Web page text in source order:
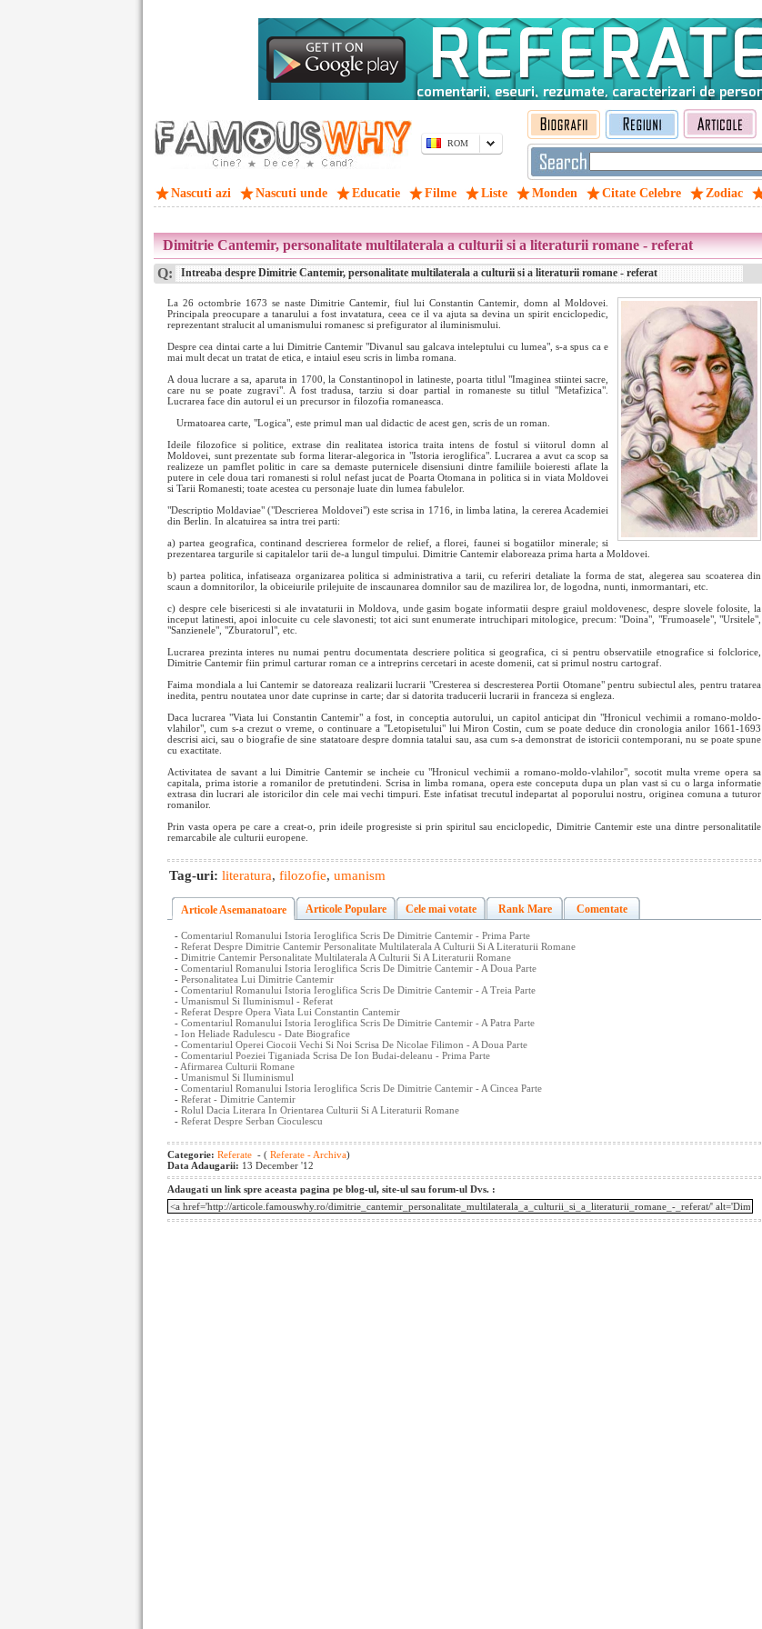
ROM
Nascuti azi Nascuti unde Educatie Filme Liste Monden Citate Celebre Zodiac
Dimitrie Cantemir, personalitate multilaterala a culturii si a literaturii romane - referat
Q: Intreaba despre Dimitrie Cantemir, personalitate multilaterala a culturii si a literaturii romane - referat
La 26 octombrie 1673 se naste Dimitrie Cantemir, fiul lui Constantin Cantemir, domn al Moldovei.
Principala preocupare a tanarului a fost invatatura, ceea ce il va ajuta sa devina un spirit enciclopedic,
reprezentant stralucit al umanismului romanesc si prefigurator al iluminismului.
Despre cea dintai carte a lui Dimitrie Cantemir "Divanul sau galcava inteleptului cu lumea", s-a spus ca e
mai mult decat un tratat de etica, e intaiul eseu scris in limba romana.
A doua lucrare a sa, aparuta in 1700, la Constantinopol in latineste, poarta titlul "Imaginea stiintei sacre,
care nu se poate zugravi". A fost tradusa, tarziu si doar partial in romaneste su titlul "Metafizica".
Lucrarea face din autorul ei un precursor in filozofia romaneasca.
Urmatoarea carte, "Logica", este primul man ual didactic de acest gen, scris de un roman.
Ideile filozofice si politice, extrase din realitatea istorica traita intens de fostul si viitorul domn al
Moldovei, sunt prezentate sub forma literar-alegorica in "Istoria ieroglifica". Lucrarea a avut ca scop sa
realizeze un pamflet politic in care sa demaste puternicele disensiuni dintre familiile boieresti aflate la
putere in cele doua tari romanesti si rolul nefast jucat de Poarta Otomana in politica si in viata Moldovei
si Tarii Romanesti; toate acestea cu personaje luate din lumea fabulelor.
"Descriptio Moldaviae" ("Descrierea Moldovei") este scrisa in 1716, in limba latina, la cererea Academiei
din Berlin. In alcatuirea sa intra trei parti:
a) partea geografica, continand descrierea formelor de relief, a florei, faunei si bogatiilor minerale; si
prezentarea targurile si capitalelor tarii de-a lungul timpului. Dimitrie Cantemir elaboreaza prima harta a Moldovei.
b) partea politica, infatiseaza organizarea politica si administrativa a tarii, cu referiri detaliate la forma de stat, alegerea sau scoaterea din
scaun a domnitorilor, la obiceiurile prilejuite de inscaunarea domnilor sau de mazilirea lor, de logodna, nunti, inmormantari, etc.
c) despre cele bisericesti si ale invataturii in Moldova, unde gasim bogate informatii despre graiul moldovenesc, despre slovele folosite, la
inceput latinesti, apoi inlocuite cu cele slavonesti; tot aici sunt enumerate intruchipari mitologice, precum: "Doina", "Frumoasele", "Ursitele",
"Sanzienele", "Zburatorul", etc.
Lucrarea prezinta interes nu numai pentru documentata descriere politica si geografica, ci si pentru observatiile etnografice si folclorice,
Dimitrie Cantemir fiin primul carturar roman ce a intreprins cercetari in aceste domenii, cat si primul nostru cartograf.
Faima mondiala a lui Cantemir se datoreaza realizarii lucrarii "Cresterea si descresterea Portii Otomane" pentru subiectul ales, pentru tratarea
inedita, pentru noutatea unor date cuprinse in carte; dar si datorita traducerii lucrarii in franceza si engleza.
Daca lucrarea "Viata lui Constantin Cantemir" a fost, in conceptia autorului, un capitol anticipat din "Hronicul vechimii a romano-moldo-
vlahilor", cum s-a crezut o vreme, o continuare a "Letopisetului" lui Miron Costin, cum se poate deduce din cronologia anilor 1661-1693
descrisi aici, sau o biografie de sine statatoare despre domnia tatalui sau, asa cum s-a demonstrat de istoricii contemporani, nu se poate spune
cu exactitate.
Activitatea de savant a lui Dimitrie Cantemir se incheie cu "Hronicul vechimii a romano-moldo-vlahilor", socotit multa vreme opera sa
capitala, prima istorie a romanilor de pretutindeni. Scrisa in limba romana, opera este conceputa dupa un plan vast si cu o larga informatie
extrasa din lucrari ale istoricilor din cele mai vechi timpuri. Este infatisat trecutul indepartat al poporului nostru, originea comuna a tuturor
romanilor.
Prin vasta opera pe care a creat-o, prin ideile progresiste si prin spiritul sau enciclopedic, Dimitrie Cantemir este una dintre personalitatile
remarcabile ale culturii europene.
Tag-uri: literatura, filozofie, umanism
Articole Asemanatoare Articole Populare Cele mai votate Rank Mare Comentate
- Comentariul Romanului Istoria Ieroglifica Scris De Dimitrie Cantemir - Prima Parte
- Referat Despre Dimitrie Cantemir Personalitate Multilaterala A Culturii Si A Literaturii Romane
- Dimitrie Cantemir Personalitate Multilaterala A Culturii Si A Literaturii Romane
- Comentariul Romanului Istoria Ieroglifica Scris De Dimitrie Cantemir - A Doua Parte
- Personalitatea Lui Dimitrie Cantemir
- Comentariul Romanului Istoria Ieroglifica Scris De Dimitrie Cantemir - A Treia Parte
- Umanismul Si Iluminismul - Referat
- Referat Despre Opera Viata Lui Constantin Cantemir
- Comentariul Romanului Istoria Ieroglifica Scris De Dimitrie Cantemir - A Patra Parte
- Ion Heliade Radulescu - Date Biografice
- Comentariul Operei Ciocoii Vechi Si Noi Scrisa De Nicolae Filimon - A Doua Parte
- Comentariul Poeziei Tiganiada Scrisa De Ion Budai-deleanu - Prima Parte
- Afirmarea Culturii Romane
- Umanismul Si Iluminismul
- Comentariul Romanului Istoria Ieroglifica Scris De Dimitrie Cantemir - A Cincea Parte
- Referat - Dimitrie Cantemir
- Rolul Dacia Literara In Orientarea Culturii Si A Literaturii Romane
- Referat Despre Serban Cioculescu
Categorie: Referate - ( Referate - Archiva)
Data Adaugarii: 13 December '12
Adaugati un link spre aceasta pagina pe blog-ul, site-ul sau forum-ul Dvs. :